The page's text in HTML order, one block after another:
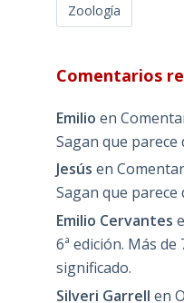
Zoología
Comentarios
Emilio en
Sagan que parece
Jesús en
Sagan que parece
Emilio Cervantes
6ª edición. Más
significado.
Silveri Garrell en